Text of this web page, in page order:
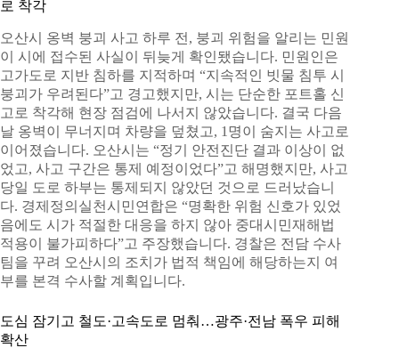
로 착각
오산시 옹벽 붕괴 사고 하루 전, 붕괴 위험을 알리는 민원
이 시에 접수된 사실이 뒤늦게 확인됐습니다. 민원인은
고가도로 지반 침하를 지적하며 “지속적인 빗물 침투 시
붕괴가 우려된다”고 경고했지만, 시는 단순한 포트홀 신
고로 착각해 현장 점검에 나서지 않았습니다. 결국 다음
날 옹벽이 무너지며 차량을 덮쳤고, 1명이 숨지는 사고로
이어졌습니다. 오산시는 “정기 안전진단 결과 이상이 없
었고, 사고 구간은 통제 예정이었다”고 해명했지만, 사고
당일 도로 하부는 통제되지 않았던 것으로 드러났습니
다. 경제정의실천시민연합은 “명확한 위험 신호가 있었
음에도 시가 적절한 대응을 하지 않아 중대시민재해법
적용이 불가피하다”고 주장했습니다. 경찰은 전담 수사
팀을 꾸려 오산시의 조치가 법적 책임에 해당하는지 여
부를 본격 수사할 계획입니다.
도심 잠기고 철도·고속도로 멈춰…광주·전남 폭우 피해
확산